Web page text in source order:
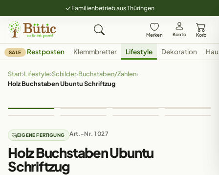
Familienbetrieb aus Thüringen
Merken Konto Korb
SALE Restposten Klemmbretter Lifestyle Dekoration
Start›Lifestyle›Schilder›Buchstaben/Zahlen›
Holz Buchstaben Ubuntu Schriftzug
EIGENE FERTIGUNG Art.-Nr. 1027
Holz Buchstaben Ubuntu
Schriftzug